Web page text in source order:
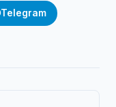
Telegram